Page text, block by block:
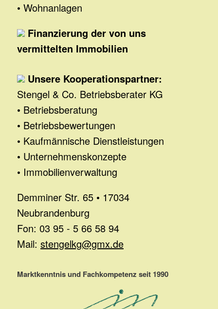
• Wohnanlagen
Finanzierung der von uns
vermittelten Immobilien
Unsere Kooperationspartner:
Stengel & Co. Betriebsberater KG
• Betriebsberatung
• Betriebsbewertungen
• Kaufmännische Dienstleistungen
• Unternehmenskonzepte
• Immobilienverwaltung
Demminer Str. 65 • 17034
Neubrandenburg
Fon: 03 95 - 5 66 58 94
Mail: stengelkg@gmx.de
Marktkenntnis und Fachkompetenz seit 1990